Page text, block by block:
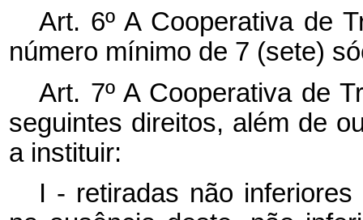
Art. 6º A Cooperativa de
número mínimo de 7 (sete)
Art. 7º A Cooperativa de
seguintes direitos, além de
a instituir:
I - retiradas não